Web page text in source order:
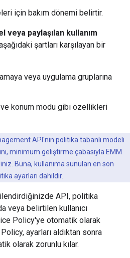
için bakım dönemi belirtir.
paylaşılan kullanım
şartları karşılayan bir
veya uygulama gruplarına
konum modu gibi özellikleri
API'nin politika tabanlı modeli
minimum geliştirme çabasıyla EMM
Buna, kullanıma sunulan en son
ayarları dahildir.
API, politika
veya belirtilen kullanıcı
Policy'ye otomatik olarak
ayarları aldıktan sonra
olarak zorunlu kılar.